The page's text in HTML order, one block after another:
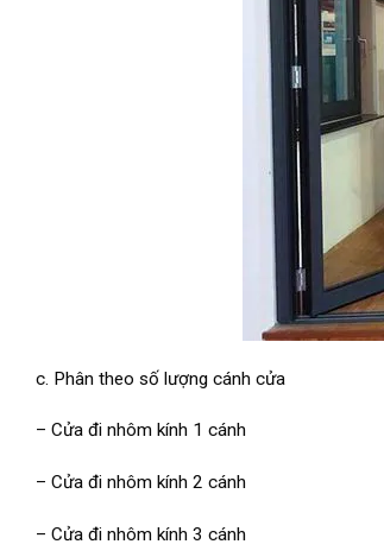
c. Phân theo số lượng cánh cửa
– Cửa đi nhôm kính 1 cánh
– Cửa đi nhôm kính 2 cánh
– Cửa đi nhôm kính 3 cánh